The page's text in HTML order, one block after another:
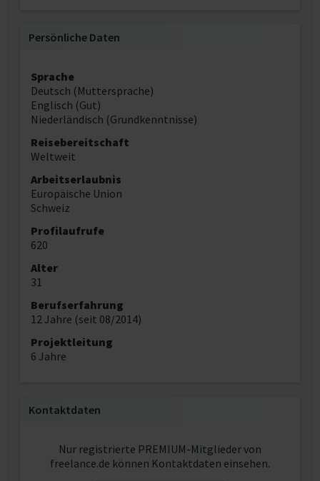
Persönliche Daten
Sprache
Deutsch (Muttersprache)
Englisch (Gut)
Niederländisch (Grundkenntnisse)
Reisebereitschaft
Weltweit
Arbeitserlaubnis
Europäische Union
Schweiz
Profilaufrufe
620
Alter
31
Berufserfahrung
12 Jahre (seit 08/2014)
Projektleitung
6 Jahre
Kontaktdaten
Nur registrierte PREMIUM-Mitglieder von
freelance.de können Kontaktdaten einsehen.